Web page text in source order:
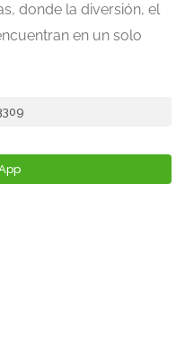
donde la diversión, el
en un solo